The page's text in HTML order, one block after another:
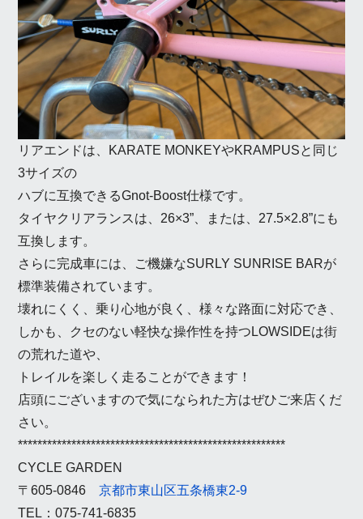
リアエンドは、KARATE MONKEYやKRAMPUSと同じ
3サイズの
ハブに互換できるGnot-Boost仕様です。
タイヤクリアランスは、26×3”、または、27.5×2.8”にも
互換します。
さらに完成車には、ご機嫌なSURLY SUNRISE BARが
標準装備されています。
壊れにくく、乗り心地が良く、様々な路面に対応でき、
しかも、クセのない軽快な操作性を持つLOWSIDEは街
の荒れた道や、
トレイルを楽しく走ることができます！
店頭にございますので気になられた方はぜひご来店くだ
さい。
*******************************************************
CYCLE GARDEN
〒605-0846京都市東山区五条橋東2-9
TEL：075-741-6835